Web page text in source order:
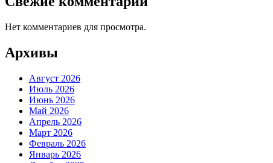
Нет комментариев для просмотра.
Архивы
Август 2026
Июль 2026
Июнь 2026
Май 2026
Апрель 2026
Март 2026
Февраль 2026
Январь 2026